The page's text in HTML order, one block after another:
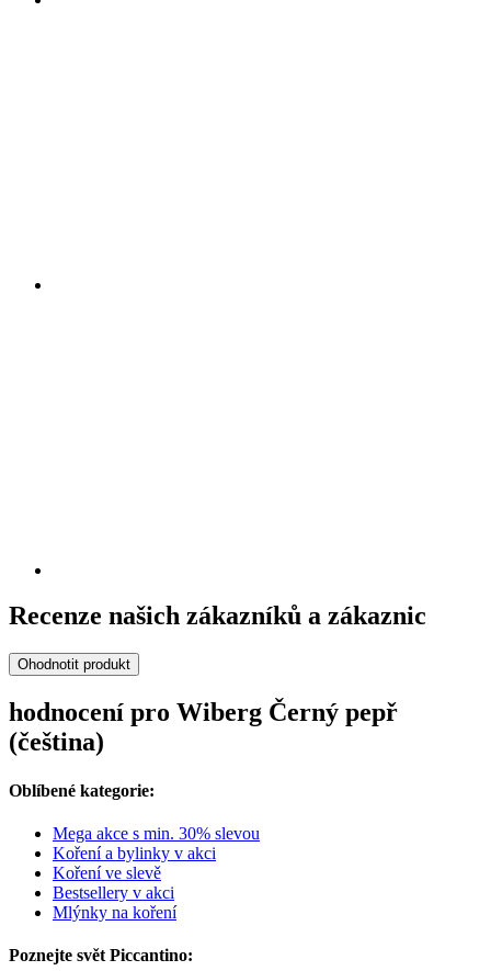
Recenze našich zákazníků a zákaznic
Ohodnotit produkt
hodnocení pro Wiberg Černý pepř
(čeština)
Oblíbené kategorie:
Mega akce s min. 30% slevou
Koření a bylinky v akci
Koření ve slevě
Bestsellery v akci
Mlýnky na koření
Poznejte svět Piccantino: